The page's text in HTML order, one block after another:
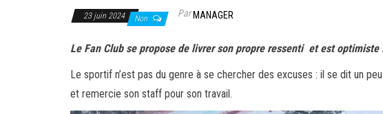
23 juin 2024 Non ParMANAGER
Le Fan Club se propose de livrer son propre ressenti et est optimiste
Le sportif n’est pas du genre à se chercher des excuses : il se dit un
et remercie son staff pour son travail.